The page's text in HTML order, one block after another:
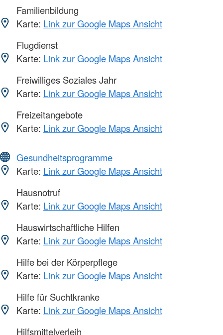
Familienbildung
Karte: Link zur Google Maps Ansicht
Flugdienst
Karte: Link zur Google Maps Ansicht
Freiwilliges Soziales Jahr
Karte: Link zur Google Maps Ansicht
Freizeitangebote
Karte: Link zur Google Maps Ansicht
Gesundheitsprogramme
Karte: Link zur Google Maps Ansicht
Hausnotruf
Karte: Link zur Google Maps Ansicht
Hauswirtschaftliche Hilfen
Karte: Link zur Google Maps Ansicht
Hilfe bei der Körperpflege
Karte: Link zur Google Maps Ansicht
Hilfe für Suchtkranke
Karte: Link zur Google Maps Ansicht
Hilfsmittelverleih